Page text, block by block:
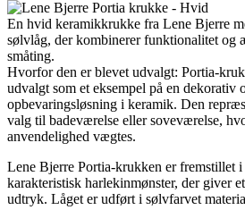
En hvid keramikkrukke fra Lene Bjerre
sølvlåg, der kombinerer funktionalitet og
småting.
Hvorfor den er blevet udvalgt: Portia-
udvalgt som et eksempel på en dekorativ
opbevaringsløsning i keramik. Den
valg til badeværelse eller soveværelse,
anvendelighed vægtes.
Lene Bjerre Portia-krukken er fremstillet
karakteristisk harlekinmønster, der giver
udtryk. Låget er udført i sølvfarvet